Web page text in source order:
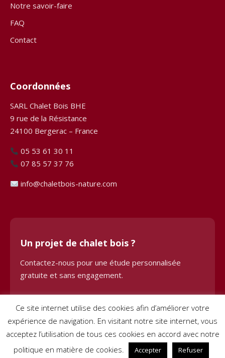
Notre savoir-faire
FAQ
Contact
Coordonnées
SARL Chalet Bois BHE
9 rue de la Résistance
24100 Bergerac – France
05 53 61 30 11
07 85 57 37 76
info@chaletbois-nature.com
Un projet de chalet bois ?
Contactez-nous pour une étude personnalisée
gratuite et sans engagement.
Demander une étude
Ce site internet utilise des cookies afin d’améliorer votre
expérience de navigation. En visitant notre site internet, vous
acceptez l’utilisation de tous ces cookies en accord avec notre
politique en matière de cookies.
Accepter Refuser